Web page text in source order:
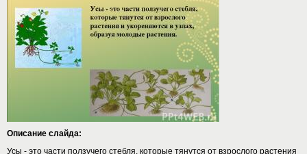
Описание слайда:
Усы - это части ползучего стебля, которые тянутся от взрослого растения